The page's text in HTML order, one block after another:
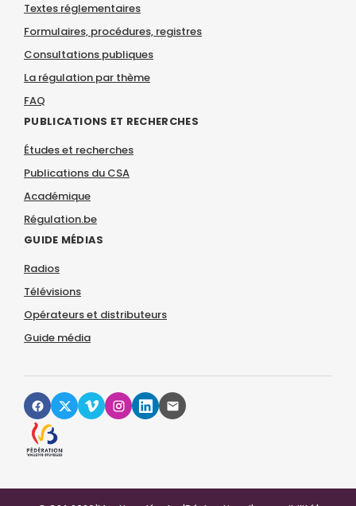
Textes réglementaires
Formulaires, procédures, registres
Consultations publiques
La régulation par thème
FAQ
PUBLICATIONS ET RECHERCHES
Études et recherches
Publications du CSA
Académique
Régulation.be
GUIDE MÉDIAS
Radios
Télévisions
Opérateurs et distributeurs
Guide média